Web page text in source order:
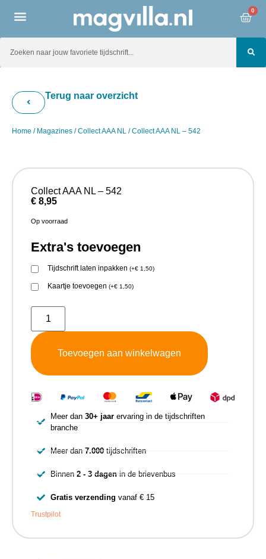
0
Terug naar overzicht
Home / Magazines /Collect AAA NL / Collect AAA NL – 542
Collect AAA NL – 542
€ 8,95
Op voorraad
Extra's toevoegen
Tijdschrift laten inpakken (+€ 1,50)
Kaartje toevoegen (+€ 1,50)
Toevoegen aan winkelwagen
Meer dan 30+ jaarervaring in de tijdschriften
branche
Meer dan 7.000tijdschriften
Binnen 2 - 3 dagenin de brievenbus
Gratis verzending vanaf € 15
Trustpilot